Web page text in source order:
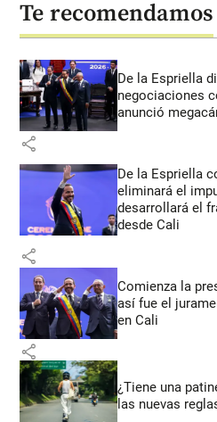
Te recomendamos
De la Espriella
negociaciones
anunció
share
De la Espriella
eliminará el
desarrollará el
desde Cali
share
Comienza la
así fue el
en Cali
share
¿Tiene una
las nuevas